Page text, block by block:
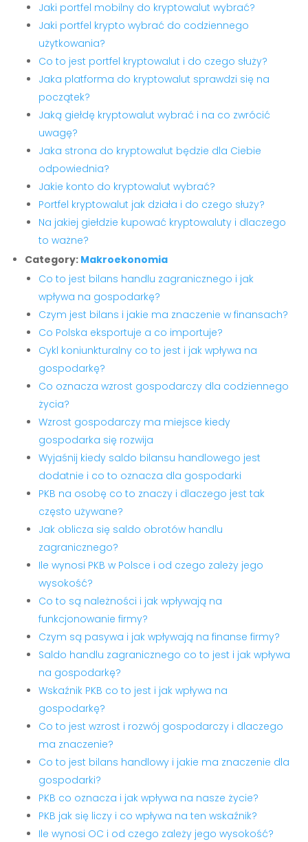
Jaki portfel mobilny do kryptowalut wybrać?
Jaki portfel krypto wybrać do codziennego
użytkowania?
Co to jest portfel kryptowalut i do czego służy?
Jaka platforma do kryptowalut sprawdzi się na
początek?
Jaką giełdę kryptowalut wybrać i na co zwrócić
uwagę?
Jaka strona do kryptowalut będzie dla Ciebie
odpowiednia?
Jakie konto do kryptowalut wybrać?
Portfel kryptowalut jak działa i do czego służy?
Na jakiej giełdzie kupować kryptowaluty i dlaczego
to ważne?
Category: Makroekonomia
Co to jest bilans handlu zagranicznego i jak
wpływa na gospodarkę?
Czym jest bilans i jakie ma znaczenie w finansach?
Co Polska eksportuje a co importuje?
Cykl koniunkturalny co to jest i jak wpływa na
gospodarkę?
Co oznacza wzrost gospodarczy dla codziennego
życia?
Wzrost gospodarczy ma miejsce kiedy
gospodarka się rozwija
Wyjaśnij kiedy saldo bilansu handlowego jest
dodatnie i co to oznacza dla gospodarki
PKB na osobę co to znaczy i dlaczego jest tak
często używane?
Jak oblicza się saldo obrotów handlu
zagranicznego?
Ile wynosi PKB w Polsce i od czego zależy jego
wysokość?
Co to są należności i jak wpływają na
funkcjonowanie firmy?
Czym są pasywa i jak wpływają na finanse firmy?
Saldo handlu zagranicznego co to jest i jak wpływa
na gospodarkę?
Wskaźnik PKB co to jest i jak wpływa na
gospodarkę?
Co to jest wzrost i rozwój gospodarczy i dlaczego
ma znaczenie?
Co to jest bilans handlowy i jakie ma znaczenie dla
gospodarki?
PKB co oznacza i jak wpływa na nasze życie?
PKB jak się liczy i co wpływa na ten wskaźnik?
Ile wynosi OC i od czego zależy jego wysokość?